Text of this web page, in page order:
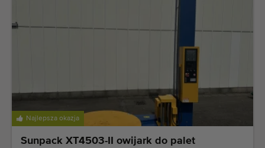
Najlepsza okazja
Sunpack XT4503-II owijark do palet